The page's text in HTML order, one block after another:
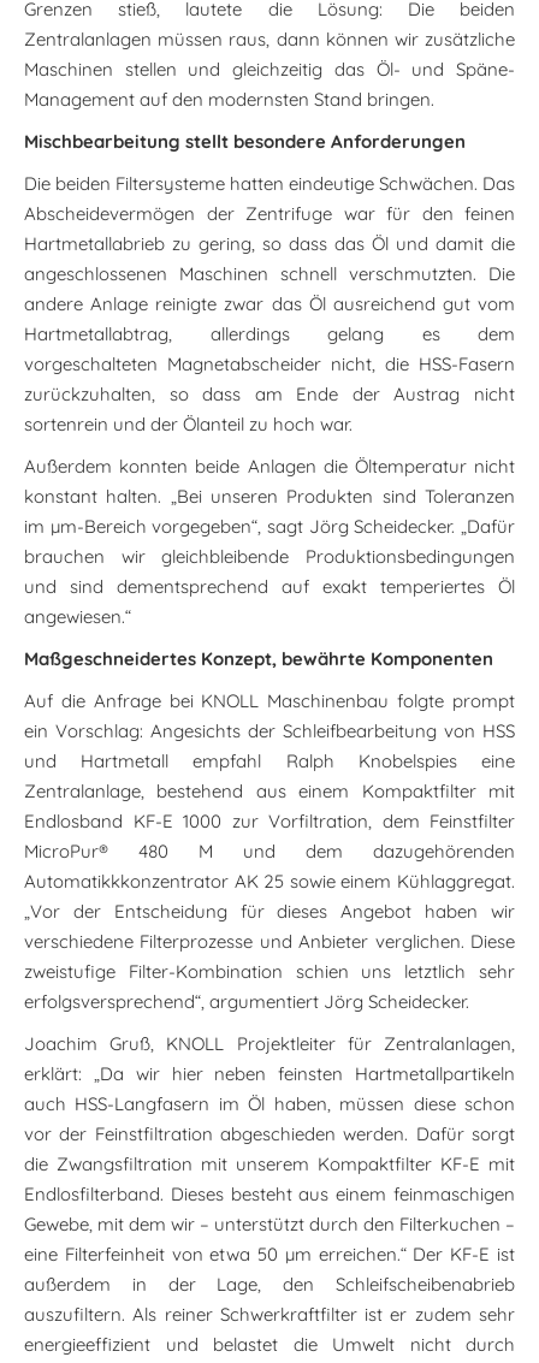
Grenzen stieß, lautete die Lösung: Die beiden
Zentralanlagen müssen raus, dann können wir zusätzliche
Maschinen stellen und gleichzeitig das Öl- und Späne-
Management auf den modernsten Stand bringen.
Mischbearbeitung stellt besondere Anforderungen
Die beiden Filtersysteme hatten eindeutige Schwächen. Das
Abscheidevermögen der Zentrifuge war für den feinen
Hartmetallabrieb zu gering, so dass das Öl und damit die
angeschlossenen Maschinen schnell verschmutzten. Die
andere Anlage reinigte zwar das Öl ausreichend gut vom
Hartmetallabtrag, allerdings gelang es dem
vorgeschalteten Magnetabscheider nicht, die HSS-Fasern
zurückzuhalten, so dass am Ende der Austrag nicht
sortenrein und der Ölanteil zu hoch war.
Außerdem konnten beide Anlagen die Öltemperatur nicht
konstant halten. „Bei unseren Produkten sind Toleranzen
im µm-Bereich vorgegeben“, sagt Jörg Scheidecker. „Dafür
brauchen wir gleichbleibende Produktionsbedingungen
und sind dementsprechend auf exakt temperiertes Öl
angewiesen.“
Maßgeschneidertes Konzept, bewährte Komponenten
Auf die Anfrage bei KNOLL Maschinenbau folgte prompt
ein Vorschlag: Angesichts der Schleifbearbeitung von HSS
und Hartmetall empfahl Ralph Knobelspies eine
Zentralanlage, bestehend aus einem Kompaktfilter mit
Endlosband KF-E 1000 zur Vorfiltration, dem Feinstfilter
MicroPur® 480 M und dem dazugehörenden
Automatikkkonzentrator AK 25 sowie einem Kühlaggregat.
„Vor der Entscheidung für dieses Angebot haben wir
verschiedene Filterprozesse und Anbieter verglichen. Diese
zweistufige Filter-Kombination schien uns letztlich sehr
erfolgsversprechend“, argumentiert Jörg Scheidecker.
Joachim Gruß, KNOLL Projektleiter für Zentralanlagen,
erklärt: „Da wir hier neben feinsten Hartmetallpartikeln
auch HSS-Langfasern im Öl haben, müssen diese schon
vor der Feinstfiltration abgeschieden werden. Dafür sorgt
die Zwangsfiltration mit unserem Kompaktfilter KF-E mit
Endlosfilterband. Dieses besteht aus einem feinmaschigen
Gewebe, mit dem wir – unterstützt durch den Filterkuchen –
eine Filterfeinheit von etwa 50 µm erreichen.“ Der KF-E ist
außerdem in der Lage, den Schleifscheibenabrieb
auszufiltern. Als reiner Schwerkraftfilter ist er zudem sehr
energieeffizient und belastet die Umwelt nicht durch